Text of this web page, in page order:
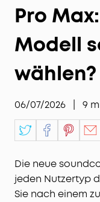
Pro
Modell
wählen?
06/07/2026 9
Die neue
jeden Nutzertyp
Sie nach einem